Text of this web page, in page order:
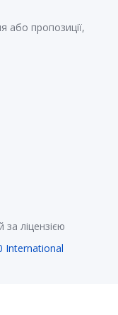
або пропозиції,
ліцензією
International